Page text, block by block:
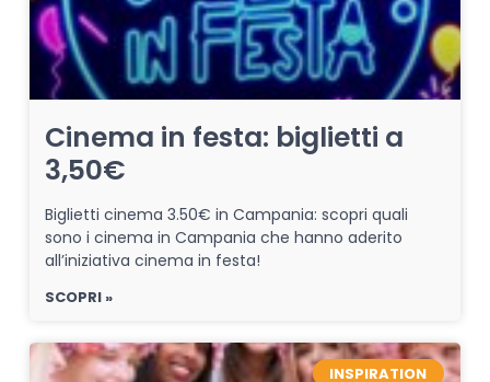
Cinema in festa: biglietti a
3,50€
Biglietti cinema 3.50€ in Campania: scopri quali
sono i cinema in Campania che hanno aderito
all’iniziativa cinema in festa!
SCOPRI »
INSPIRATION